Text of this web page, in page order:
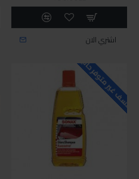
اشتري الان
للاسف غير متوفر حاليا